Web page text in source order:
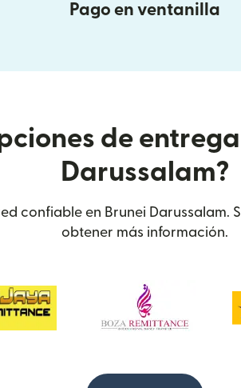
Pago en ventanilla
de
Darussalam?
confiable en Brunei
obtener más información.